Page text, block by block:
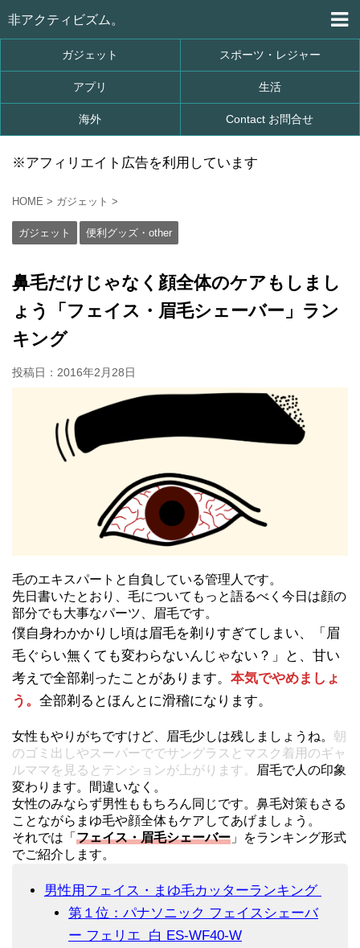
非アクティビズム。
ガジェット スポーツ・レジャー
アプリ 生活
海外 Contact お問合せ
※アフィリエイト広告を利用しています
HOME > ガジェット >
ガジェット 便利グッズ・other
鼻毛だけじゃなく顔全体のケアもしまし
ょう「フェイス・眉毛シェーバー」ラン
キング
投稿日： 2016年2月28日
毛のエキスパートと自負している管理人です。
先日書いたとおり、毛についてもっと語るべく今日は顔の
部分でも大事なパーツ、眉毛です。
僕自身わかかりし頃は眉毛を剃りすぎてしまい、「眉
毛ぐらい無くても変わらないんじゃない？」と、甘い
考えで全部剃ったことがあります。 本気でやめましょ
う。 全部剃るとほんとに滑稽になります。
女性もやりがちですけど、眉毛少しは残しましょうね。 朝
のゴミ出しやスーパーででサングラスとマスク着用のギャ
ルママを見るとテンションが上がります。
眉毛で人の印象
変わります。間違いなく。
女性のみならず男性ももちろん同じです。鼻毛対策もさる
ことながらまゆ毛や顔全体もケアしてあげましょう。
それでは「 フェイス・眉毛シェーバー 」をランキング形式
でご紹介します。
男性用フェイス・まゆ毛カッターランキング
第１位：パナソニック フェイスシェーバ
ー フェリエ 白 ES-WF40-W